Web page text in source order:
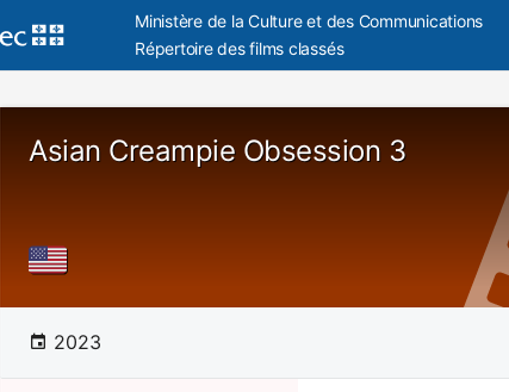
Ministère de la Culture et des Communications
Répertoire des films classés
Asian Creampie Obsession 3
2023